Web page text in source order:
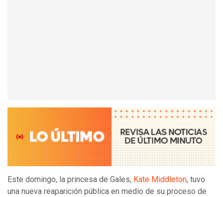
Este domingo, la princesa de Gales, Kate Middleton, tuvo
una nueva reaparición pública en medio de su proceso de